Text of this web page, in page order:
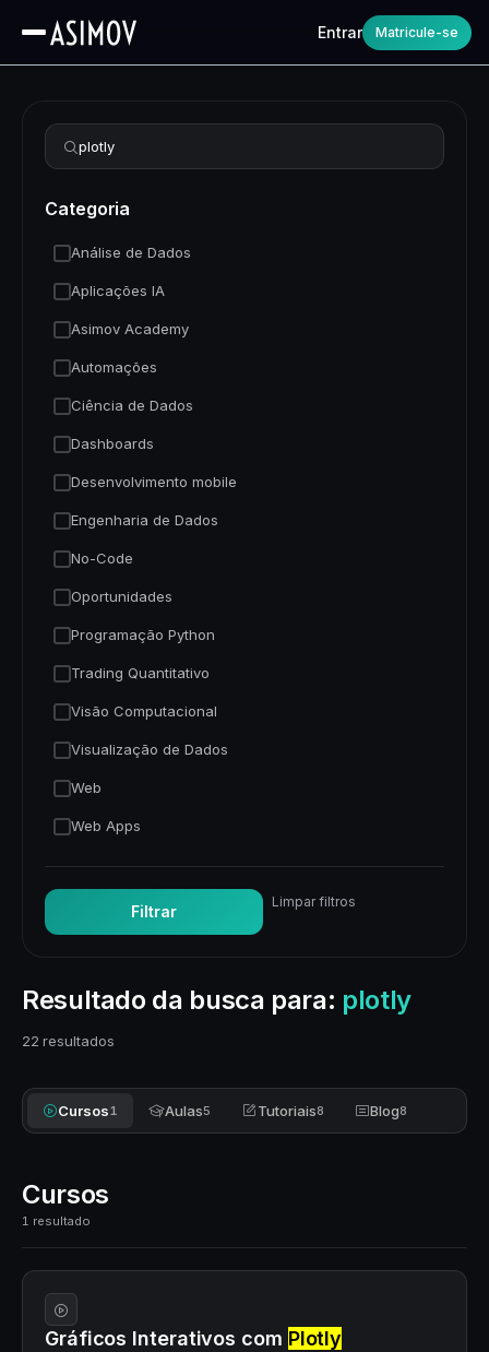
Entrar Matricule-se
Resultado da busca para: plotly
22 resultados
Cursos1 Aulas5 Tutoriais8 Blog8
Cursos
1 resultado
Gráficos Interativos com Plotly
Refinar busca
Categoria
Análise de Dados
Aplicações IA
Asimov Academy
Automações
Ciência de Dados
Dashboards
Desenvolvimento mobile
Engenharia de Dados
No-Code
Oportunidades
Programação Python
Trading Quantitativo
Visão Computacional
Visualização de Dados
Web
Web Apps
Filtrar
Limpar filtros